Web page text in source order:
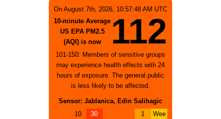
On August 7th, 2026, 10:57:48 AM UTC
10-minute Average
US EPA PM2.5
(AQI) is now
112
101-150: Members of sensitive groups
may experience health effects with 24
hours of exposure. The general public
is less likely to be affected.
Sensor: Jablanica, Edin Salihagic
10
30
1
Wee